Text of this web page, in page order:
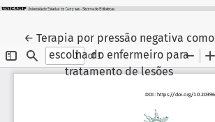
← Voltar aos Detalhes do Artigo
Terapia por pressão negativa como
escolha do enfermeiro para
tratamento de lesões